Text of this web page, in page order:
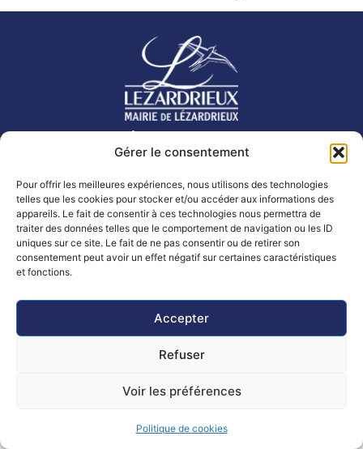
Gérer le consentement
Pour offrir les meilleures expériences, nous utilisons des technologies
telles que les cookies pour stocker et/ou accéder aux informations des
appareils. Le fait de consentir à ces technologies nous permettra de
traiter des données telles que le comportement de navigation ou les ID
uniques sur ce site. Le fait de ne pas consentir ou de retirer son
consentement peut avoir un effet négatif sur certaines caractéristiques
et fonctions.
Accepter
Refuser
Voir les préférences
Politique de cookies
23 Pl. du Centre, 22740 LÉZARDRIEUX
02 96 20 10 20
Nous contacter
Accessibilité
Plan
du
site
Politique de
confidentialité
Mentions
légales
© 2025 -
Propulsé par
Utopia
Horaires d’ouverture
Mairie: Lundi, mardi, mercredi et vendredi
de 8h30 à 12h et de 14h à 16h
Le jeudi de 8h30 à 12h
Lundi au vendredi : 8h30 – 12h